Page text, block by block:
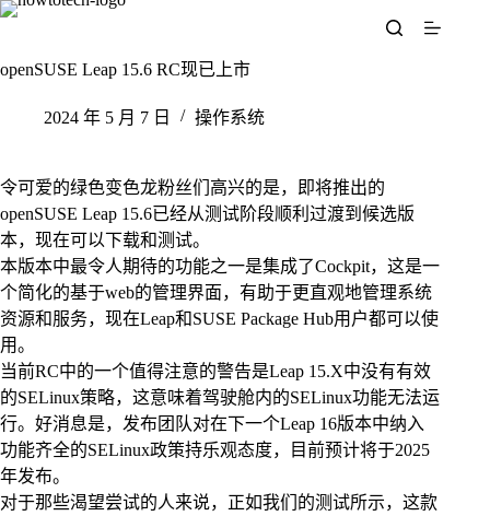
跳
内
openSUSE Leap 15.6 RC现已上市
2024 年 5 月 7 日 操作系统
令可爱的绿色变色龙粉丝们高兴的是，即将推出的
openSUSE Leap 15.6已经从测试阶段顺利过渡到候选版
本，现在可以下载和测试。
本版本中最令人期待的功能之一是集成了Cockpit，这是一
个简化的基于web的管理界面，有助于更直观地管理系统
资源和服务，现在Leap和SUSE Package Hub用户都可以使
用。
当前RC中的一个值得注意的警告是Leap 15.X中没有有效
的SELinux策略，这意味着驾驶舱内的SELinux功能无法运
行。好消息是，发布团队对在下一个Leap 16版本中纳入
功能齐全的SELinux政策持乐观态度，目前预计将于2025
年发布。
对于那些渴望尝试的人来说，正如我们的测试所示，这款